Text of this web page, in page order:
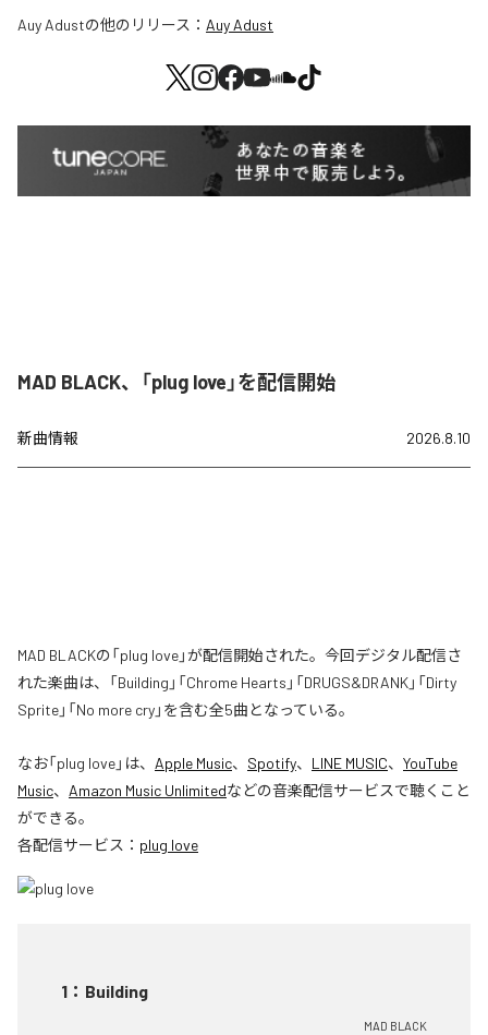
Auy Adustの他のリリース： Auy Adust
MAD BLACK、「plug love」を配信開始
新曲情報 2026.8.10
MAD BLACKの「plug love」が配信開始された。今回デジタル配信さ
れた楽曲は、「Building」「Chrome Hearts」「DRUGS&DRANK」「Dirty
Sprite」「No more cry」を含む全5曲となっている。
なお「plug love」は、 Apple Music、 Spotify、 LINE MUSIC、 YouTube
Music、 Amazon Music Unlimitedなどの音楽配信サービスで聴くこと
ができる。
各配信サービス： plug love
1 ： Building
MAD BLACK